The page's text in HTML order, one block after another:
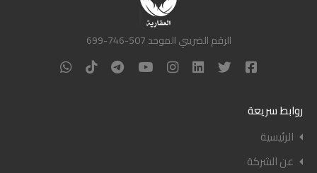
الرقم الضريبي الموحد 507-746-699
روابط سريعة
الرئيسية
عن الشركة